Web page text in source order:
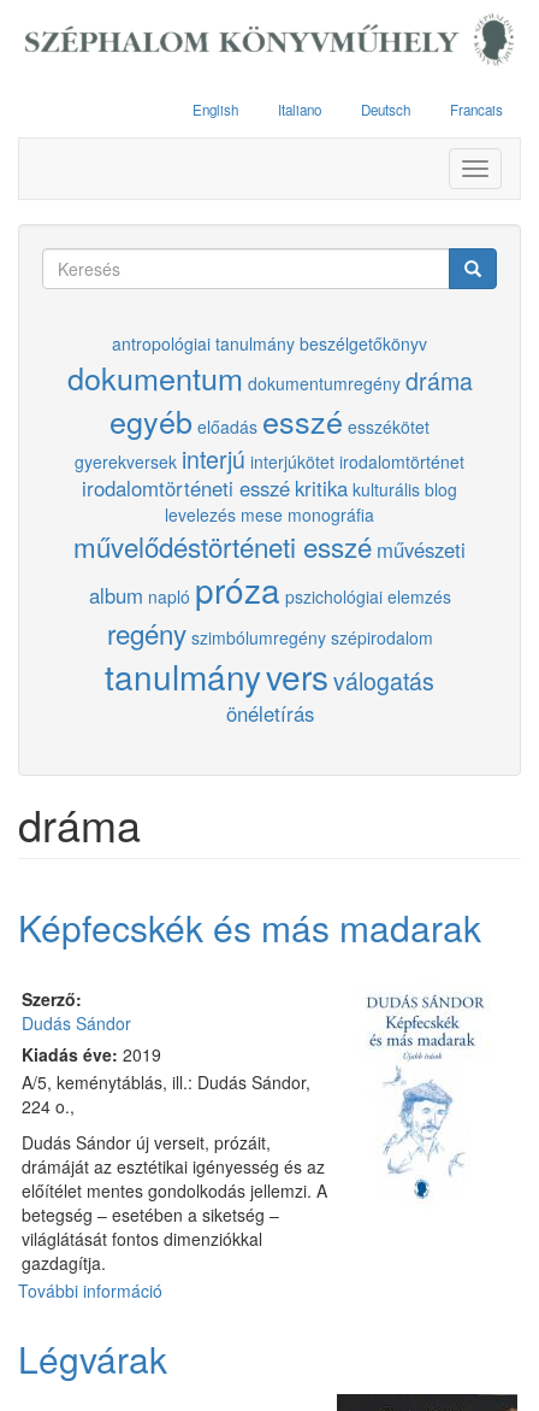
English Italiano Deutsch Francais
Toggle
Keresés
antropológiai tanulmány beszélgetőkönyv
dokumentum dokumentumregény dráma
egyéb előadás esszé esszékötet
gyerekversek interjú interjúkötet irodalomtörténet
irodalomtörténeti esszé kritika kulturális blog
levelezés mese monográfia
művelődéstörténeti esszé művészeti
album napló próza pszichológiai elemzés
regény szimbólumregény szépirodalom
tanulmányversválogatás
önéletírás
dráma
Képfecskék és más madarak
Szerző:
Dudás Sándor
Kiadás éve: 2019
A/5, keménytáblás, ill.: Dudás Sándor,
224 o.,
Dudás Sándor új verseit, prózáit,
drámáját az esztétikai igényesség és az
előítélet mentes gondolkodás jellemzi. A
betegség – esetében a siketség –
világlátását fontos dimenziókkal
gazdagítja.
További információ
madarak
Légvárak